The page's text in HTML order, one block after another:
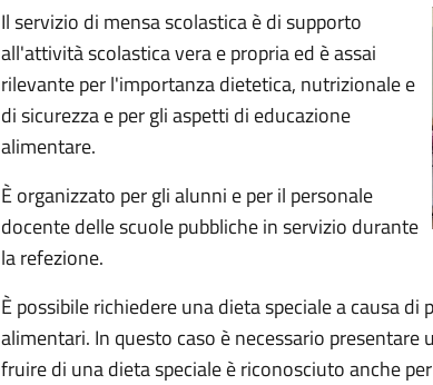
Il servizio di mensa scolastica è di supporto
all'attività scolastica vera e propria ed è assai
rilevante per l'importanza dietetica, nutrizionale e
di sicurezza e per gli aspetti di educazione
alimentare.
È organizzato per gli alunni e per il personale
docente delle scuole pubbliche in servizio durante
la refezione.
È possibile richiedere una dieta speciale a causa
alimentari. In questo caso è necessario
fruire di una dieta speciale è riconosciuto anche